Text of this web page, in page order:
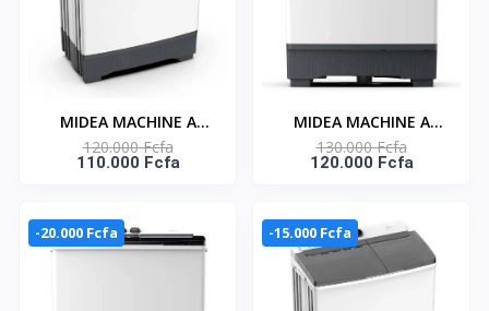
MIDEA MACHINE A
LAVER 10 KG TOP LOAD
- TWIN TUB-
120.000 Fcfa
110.000 Fcfa
MIDEA MACHINE A
LAVER 12KG TOP LOAD
- TWIN TUB-
130.000 Fcfa
120.000 Fcfa
-20.000 Fcfa -15.000 Fcfa